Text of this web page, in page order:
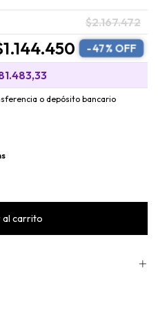
$2.167.472
-47% OFF
o depósito bancario